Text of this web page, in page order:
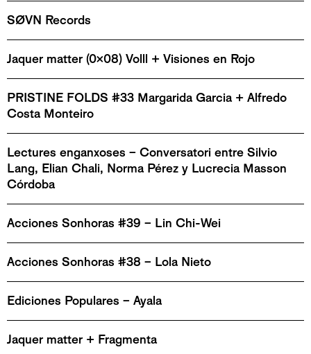
SØVN Records
Jaquer matter (0x08) Volll + Visiones en Rojo
PRISTINE FOLDS #33 Margarida Garcia + Alfredo
Costa Monteiro
Lectures enganxoses – Conversatori entre Silvio
Lang, Elian Chali, Norma Pérez y Lucrecia Masson
Córdoba
Acciones Sonhoras #39 – Lin Chi-Wei
Acciones Sonhoras #38 – Lola Nieto
Ediciones Populares – Ayala
Jaquer matter + Fragmenta